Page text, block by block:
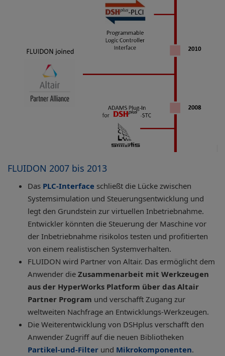
FLUIDON 2007 bis 2013
Das PLC-Interface schließt die Lücke zwischen
Systemsimulation und Steuerungsentwicklung und
legt den Grundstein zur virtuellen Inbetriebnahme.
Entwickler könnten die Steuerung der Maschine vor
der Inbetriebnahme risikolos testen und profitierten
von einem realistischen Systemverhalten.
FLUIDON wird Partner von Altair. Das ermöglicht dem
Anwender die Zusammenarbeit mit Werkzeugen
aus der HyperWorks Platform über das Altair
Partner Program und verschafft Zugang zur
weltweiten Nachfrage an Entwicklungs-Werkzeugen.
Die Weiterentwicklung von DSHplus verschafft den
Anwender Zugriff auf die neuen Bibliotheken
Partikel-und-Filter und Mikrokomponenten.